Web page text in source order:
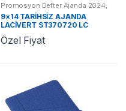
Promosyon Defter Ajanda 2024,
Promosyon 2024 Ajandalar
9×14 TARİHSİZ AJANDA
LACİVERT ST370720 LC
Özel Fiyat